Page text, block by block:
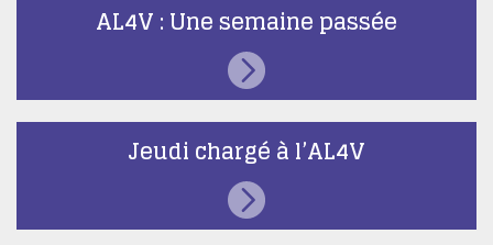
AL4V : Une semaine passée
Jeudi chargé à l’AL4V